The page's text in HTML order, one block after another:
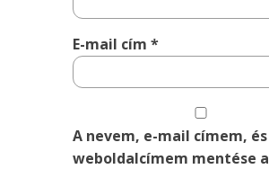
E-mail cím*
A nevem, e-mail címem, és
weboldalcímem mentése a